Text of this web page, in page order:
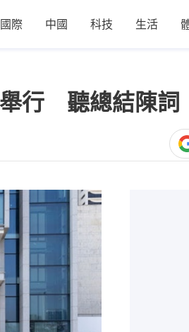
國際 中國 科技 生活
舉行 聽總結陳